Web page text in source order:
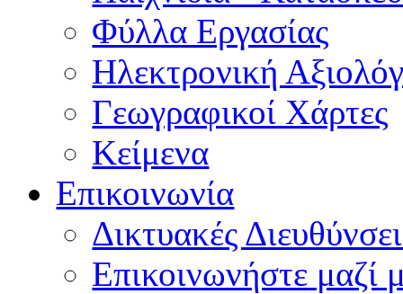
Φύλλα Εργασίας
Ηλεκτρονική
Γεωγραφικοί Χάρτες
Κείμενα
Επικοινωνία
Δικτυακές
Επικοινωνήστε μαζί